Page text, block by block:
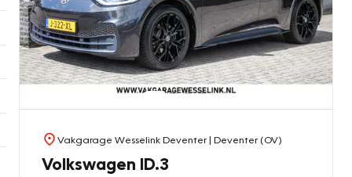
Vakgarage Wesselink Deventer| Deventer (OV)
Volkswagen ID.3